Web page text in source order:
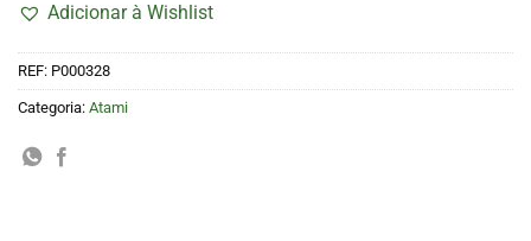
Adicionar à Wishlist
REF: P000328
Categoria: Atami